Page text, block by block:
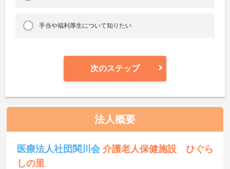
手当や福利厚生について知りたい
次のステップ
法人概要
医療法人社団関川会介護老人保健施設 ひぐら
しの里